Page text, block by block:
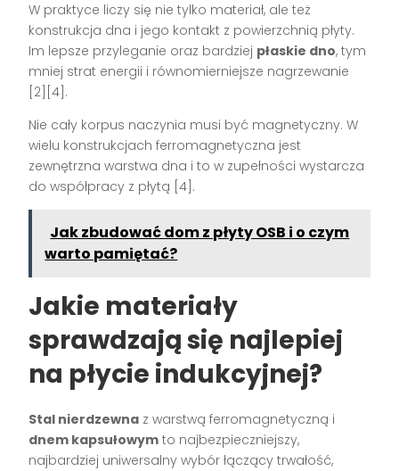
W praktyce liczy się nie tylko materiał, ale też
konstrukcja dna i jego kontakt z powierzchnią płyty.
Im lepsze przyleganie oraz bardziej płaskie dno, tym
mniej strat energii i równomierniejsze nagrzewanie
[2][4].
Nie cały korpus naczynia musi być magnetyczny. W
wielu konstrukcjach ferromagnetyczna jest
zewnętrzna warstwa dna i to w zupełności wystarcza
do współpracy z płytą [4].
Jak zbudować dom z płyty OSB i o czym
warto pamiętać?
Jakie materiały
sprawdzają się najlepiej
na płycie indukcyjnej?
Stal nierdzewna z warstwą ferromagnetyczną i
dnem kapsułowym to najbezpieczniejszy,
najbardziej uniwersalny wybór łączący trwałość,